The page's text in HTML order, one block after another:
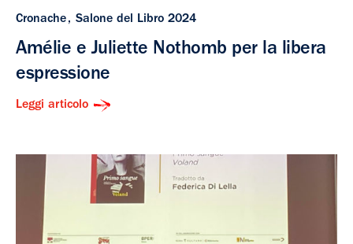
Cronache Salone del Libro 2024
Amélie e Juliette Nothomb per la libera
espressione
Leggi articolo